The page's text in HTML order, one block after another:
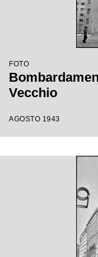
FOTO
Vecchio
AGOSTO 1943